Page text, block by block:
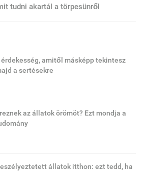
tudni akartál a törpesünről
érdekesség, amitől másképp tekintesz
a sertésekre
az állatok örömöt? Ezt mondja a
állatok itthon: ezt tedd, ha